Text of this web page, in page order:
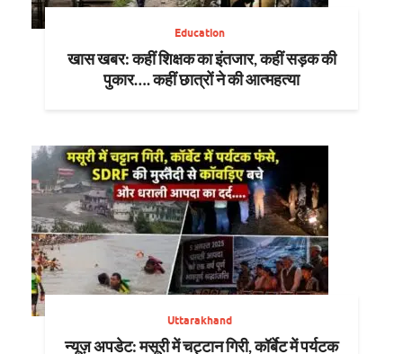
Education
खास खबर: कहीं शिक्षक का इंतजार, कहीं सड़क की
पुकार…. कहीं छात्रों ने की आत्महत्या
Uttarakhand
न्यूज़ अपडेट: मसूरी में चट्टान गिरी, कॉर्बेट में पर्यटक